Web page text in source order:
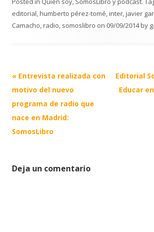
editorial,humberto pérez-tomé,inter,javier
Camacho,radio, somoslibro on 09/09/2014by
Post
navigation
« Entrevista realizada con
motivo del nuevo
programa de radio que
nace en Madrid:
SomosLibro
Editorial
Educar
Deja un comentario